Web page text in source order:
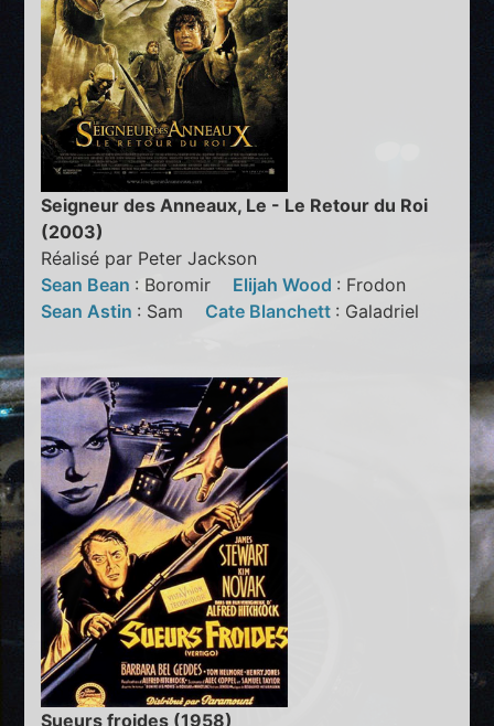
Seigneur des Anneaux, Le - Le Retour du Roi
(2003)
Réalisé par Peter Jackson
Sean Bean : Boromir Elijah Wood : Frodon
Sean Astin : Sam Cate Blanchett : Galadriel
Sueurs froides (1958)